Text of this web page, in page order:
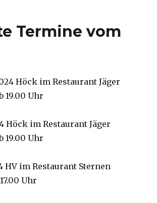
Termine vom
Höck im Restaurant Jäger
19.00 Uhr
Höck im Restaurant Jäger
19.00 Uhr
HV im Restaurant Sternen
Uhr